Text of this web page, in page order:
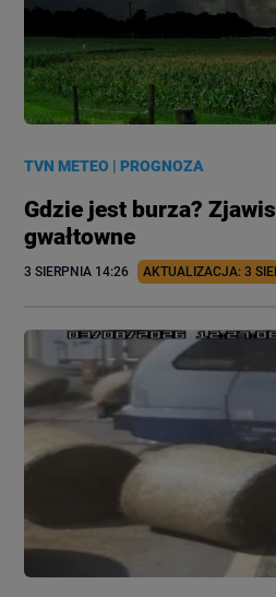
TVN METEO |PROGNOZA
Gdzie jest burza?
gwałtowne
3 SIERPNIA 14:26 AKTUALIZACJA: 3